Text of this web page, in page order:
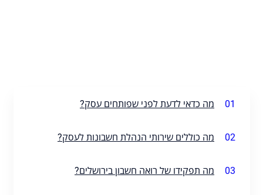
01 מה כדאי לדעת לפני שפותחים עסק?
02 מה כוללים שירותי הנהלת חשבונות לעסק?
03 מה תפקידו של רואה חשבון בירושלים?